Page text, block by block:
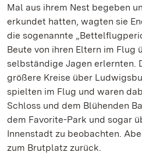
Mal aus ihrem Nest begeben
erkundet hatten, wagten sie
die sogenannte
Beute von ihren Eltern im Flug
selbständige Jagen erlernten.
größere Kreise über
spielten im Flug und waren
Schloss und dem Blühenden
dem Favorite-Park und sogar
Innenstadt zu beobachten.
zum Brutplatz zurück.